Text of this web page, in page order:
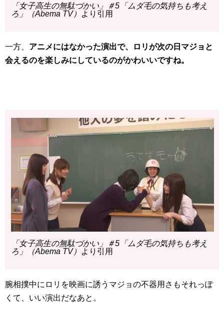
「女子高生の無駄づかい」＃5「ムダ毛の気持ちも考え
ろ」（Abema TV）
より引用
一方、 アニメにはなかった演出で、ロリが次の日マジョと
会えるのを楽しみにしているのがかわいいですね。
「女子高生の無駄づかい」＃5「ムダ毛の気持ちも考え
ろ」（Abema TV）
より引用
腕相撲中にロリを映画に誘うマジョの不器用さもそれっぽ
くて、いい演出だなあと。